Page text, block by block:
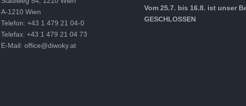
A-1210 Wien
Telefon: +43 1 479 21 04-0
Telefax: +43 1 479 21 04 73
E-Mail: office@diwoky.at
Vom 25.7. bis 16.8. ist unser
GESCHLOSSEN